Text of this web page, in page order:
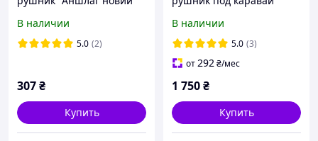
В наличии
5.0 (2)
307₴
Купить
черный
В наличии
5.0 (3)
от292₴/мес
1 750₴
Купить